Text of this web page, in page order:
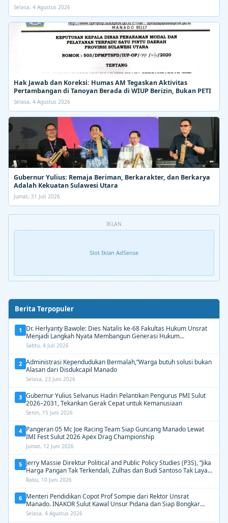
Selasa, 4 Agustus 2026
Hak Jawab dan Koreksi: Humas AM Tegaskan Aktivitas
Pertambangan di Tanoyan Berada di WIUP Berizin, Bukan PETI
Selasa, 4 Agustus 2026
Gubernur Yulius: Remaja Beriman, Berkarakter, dan Berkarya
Adalah Kekuatan Sulawesi Utara
Jumat, 31 Juli 2026
IKLAN
Slot Iklan AdSense
Berita Terpopuler
1
Dr. Herlyanty Bawole: Dies Natalis ke-68 Fakultas Hukum Unsrat
Menjadi Langkah Nyata Membangun Generasi Hukum
Berdampak
Sabtu, 4 Juli 2026
2 Administrasi Kependudukan Bermalah,”Warga butuh solusi bukan
Alasan dari Disdukcapil Manado
Selasa, 23 Juni 2026
3 Gubernur Yulius Selvanus Hadiri Pelantikan Pengurus PMI Sulut
2026–2031, Tekankan Gerak Cepat untuk Kemanusiaan
Senin, 15 Juni 2026
4 Pangeran 05 Mc Joe Racing Team Siap Guncang Manado Lewat
IMI Fest Sulut 2026 Apex Drag Championship
Jumat, 12 Juni 2026
5 Jerry Massie Direktur Political and Public Policy Studies (P3S), “Jika
Harga Pangan Tak Terkendali, Zulhas dan Budi Santoso Tak Layak
Dipertahankan”
Rabu, 10 Juni 2026
6 Menteri Pendidikan Copot Prof Sompie dari Rektor Unsrat
Manado. INAKOR Sulut Kawal Unsur Pidana dan Siap Bongkar
Aroma Busuk di Suksesi Rektor
Selasa, 4 Agustus 2026